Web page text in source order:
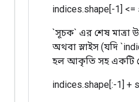
indices.shape[-1] <=
`সূচক` এর শেষ মাত্রা
অথবা স্লাইস (যদি
হল আকৃতি সহ একটি
indices.shape[:-1] +